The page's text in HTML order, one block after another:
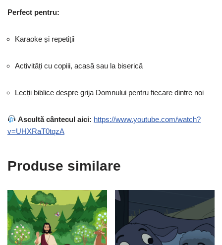
Perfect pentru:
Karaoke și repetiții
Activități cu copiii, acasă sau la biserică
Lecții biblice despre grija Domnului pentru fiecare dintre noi
Ascultă cântecul aici: https://www.youtube.com/watch?
v=UHXRaT0tqzA
Produse similare